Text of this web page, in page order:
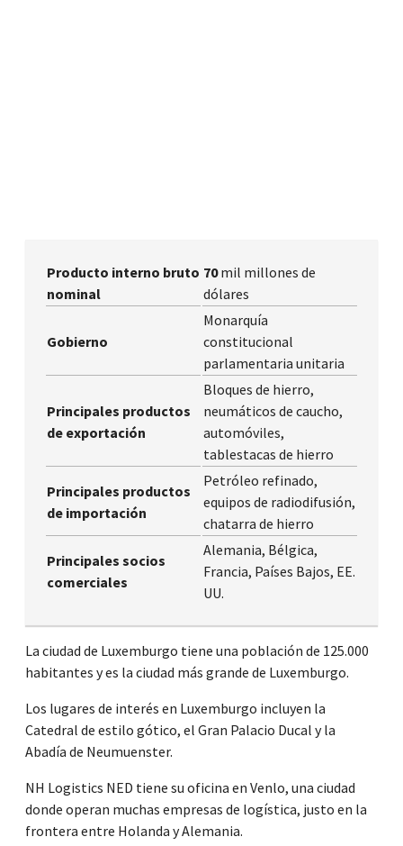
Producto interno bruto
nominal
70mil millones de
dólares
Gobierno
Monarquía
constitucional
parlamentaria unitaria
Principales productos
de exportación
Bloques de hierro,
neumáticos de caucho,
automóviles,
tablestacas de hierro
Principales productos
de importación
Petróleo refinado,
equipos de radiodifusión,
chatarra de hierro
Principales socios
comerciales
Alemania, Bélgica,
Francia, Países Bajos, EE.
UU.
La ciudad de Luxemburgo tiene una población de 125.000
habitantes y es la ciudad más grande de Luxemburgo.
Los lugares de interés en Luxemburgo incluyen la
Catedral de estilo gótico, el Gran Palacio Ducal y la
Abadía de Neumuenster.
NH Logistics NED tiene su oficina en Venlo, una ciudad
donde operan muchas empresas de logística, justo en la
frontera entre Holanda y Alemania.